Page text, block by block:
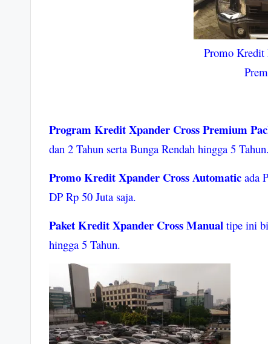
Promo Kredit
Program Kredit Xpander Cross Premium
dan 2 Tahun serta Bunga Rendah hingga 5 Tahun.
Promo Kredit Xpander Cross Automatic ada
DP Rp 50 Juta saja.
Paket Kredit Xpander Cross Manual tipe ini
hingga 5 Tahun.